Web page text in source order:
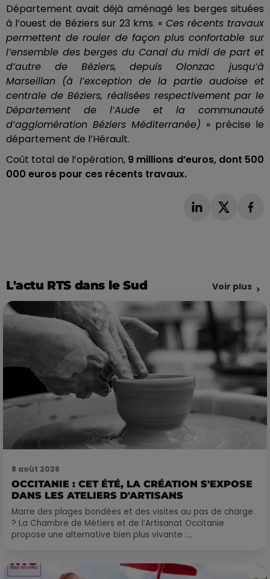
Département avait déjà aménagé les berges situées
à l’ouest de Béziers sur 23 kms. « Ces récents travaux
permettent de rouler de façon plus confortable sur
l’ensemble des berges du Canal du midi de part et
d’autre de Béziers, depuis Olonzac jusqu’à
Marseillan (à l’exception de la partie audoise et
centrale de Béziers, réaliséesrespectivement par le
Département de l’Aude et la communauté
d’agglomération Béziers Méditerranée) » précise le
département de l’Hérault.
Coût total de l’opération, 9 millions d’euros, dont 500
000 euros pour ces récents travaux.
L'actu RTS dans le Sud Voir plus
8 août 2026
OCCITANIE : CET ÉTÉ, LA CRÉATION S'EXPOSE
DANS LES ATELIERS D'ARTISANS
Marre des plages bondées et des visites au pas de charge
? La Chambre de Métiers et de l’Artisanat Occitanie
propose une alternative bien plus vivante :...